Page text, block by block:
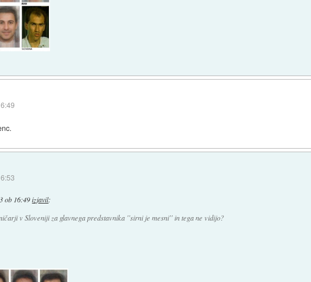
ob 16:49 izjavil:
v Sloveniji za glavnega predstavnika ''sirni je mesni'' in tega ne vidijo?